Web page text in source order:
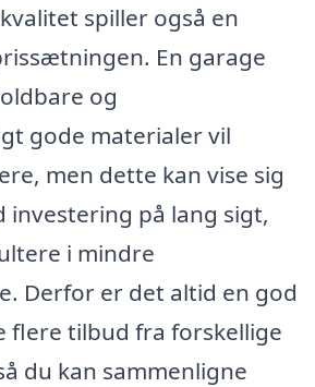
spiller også en
En garage
og
gode materialer vil
men dette kan vise sig
på lang sigt,
i mindre
Derfor er det altid en god
flere tilbud fra forskellige
du kan sammenligne